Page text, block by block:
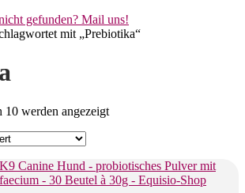
gefunden? Mail uns!
mit „Prebiotika“
10 werden angezeigtNach